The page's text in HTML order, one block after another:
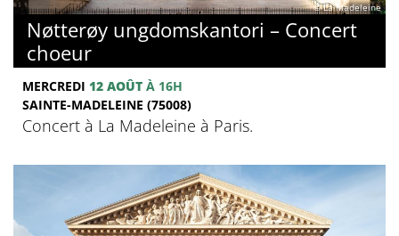
© La Madeleine
Nøtterøy ungdomskantori – Concert
choeur
MERCREDI 12 AOÛT À 16H
SAINTE-MADELEINE (75008)
Concert à La Madeleine à Paris.